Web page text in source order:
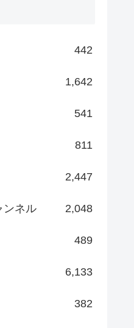
442
1,642
541
811
2,447
ンネル 2,048
489
6,133
382